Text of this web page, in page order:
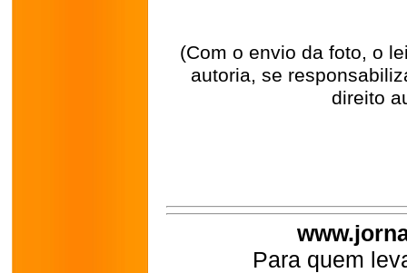
(Com o envio da foto, o
autoria, se
direito
Para quem